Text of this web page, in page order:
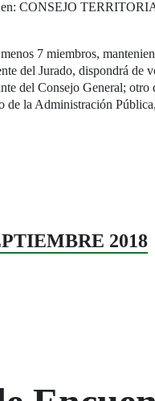
CONSEJO
7 miembros,
del Jurado, dispondrá de
del Consejo General;
la Administración
2018